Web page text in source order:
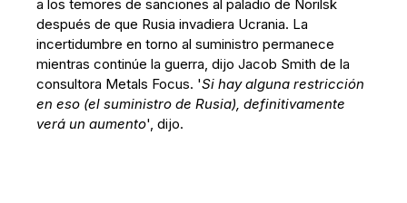
a los temores de sanciones al paladio de Norilsk
después de que Rusia invadiera Ucrania. La
incertidumbre en torno al suministro permanece
mientras continúe la guerra, dijo Jacob Smith de la
consultora Metals Focus. 'Si hay alguna restricción
en eso (el suministro de Rusia), definitivamente
verá un aumento', dijo.